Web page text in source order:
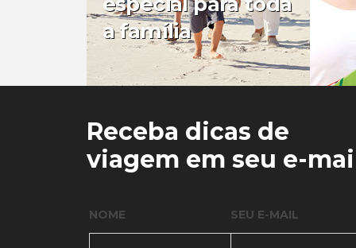
a família
0 0
Receba dicas de
viagem em seu e-
NOME SEU E-MAIL